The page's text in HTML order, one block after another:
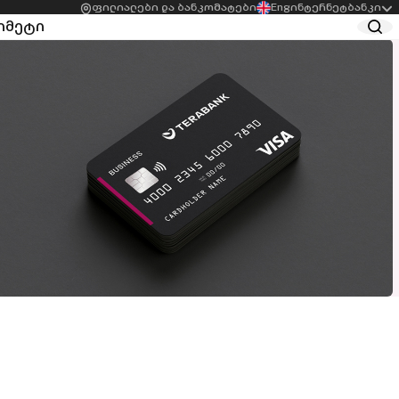
ფილიალები და ბანკომატები Engინტერნეტბანკი
სესხი
სასათბურე მეურნეობის
მხარდამჭერი სესხი
სესხები
აგროსაქმიანობისთვის
შეღავათიანი
აგროკრედიტი
Start-up აგრო სესხი
მეტი